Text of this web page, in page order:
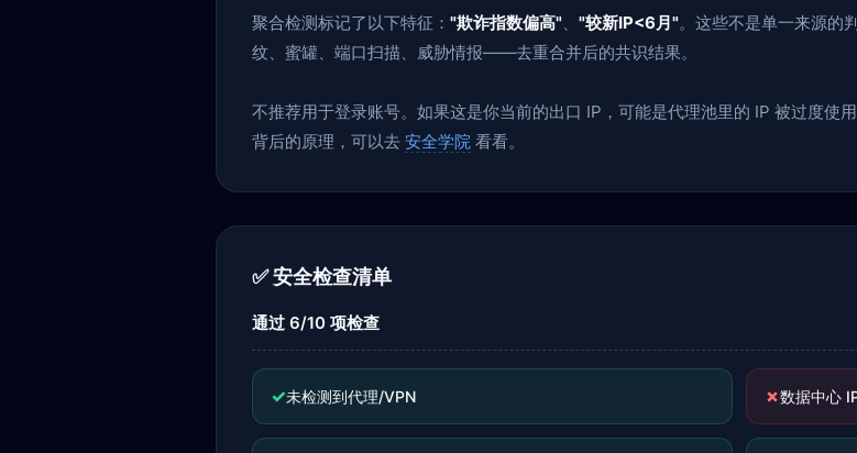
聚合检测标记了以下特征： "欺诈指数偏高"、 "较新IP<6月"。这些不是单一来源的
纹、蜜罐、端口扫描、威胁情报——去重合并后的共识结果。
不推荐用于登录账号。如果这是你当前的出口 IP，可能是代理池里的 IP 被过度使
背后的原理，可以去 安全学院 看看。
✅ 安全检查清单
通过 6/10 项检查
✓未检测到代理/VPN ✗数据中心